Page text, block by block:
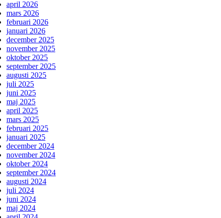
april 2026
mars 2026
februari 2026
januari 2026
december 2025
november 2025
oktober 2025
september 2025
augusti 2025
juli 2025
juni 2025
maj 2025
april 2025
mars 2025
februari 2025
januari 2025
december 2024
november 2024
oktober 2024
september 2024
augusti 2024
juli 2024
juni 2024
maj 2024